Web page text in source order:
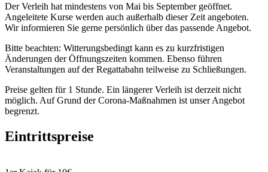
Der Verleih hat mindestens von Mai bis September geöffnet.
Angeleitete Kurse werden auch außerhalb dieser Zeit angeboten.
Wir informieren Sie gerne persönlich über das passende Angebot.
Bitte beachten: Witterungsbedingt kann es zu kurzfristigen
Änderungen der Öffnungszeiten kommen. Ebenso führen
Veranstaltungen auf der Regattabahn teilweise zu Schließungen.
Preise gelten für 1 Stunde. Ein längerer Verleih ist derzeit nicht
möglich. Auf Grund der Corona-Maßnahmen ist unser Angebot
begrenzt.
Eintrittspreise